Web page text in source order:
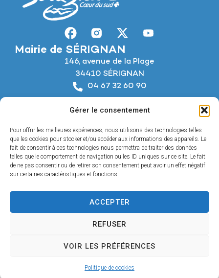
Gérer le consentement
Pour offrir les meilleures expériences, nous utilisons des technologies telles
que les cookies pour stocker et/ou accéder aux informations des appareils. Le
fait de consentir à ces technologies nous permettra de traiter des données
telles que le comportement de navigation ou les ID uniques sur ce site. Le fait
de ne pas consentir ou de retirer son consentement peut avoir un effet négatif
sur certaines caractéristiques et fonctions.
ACCEPTER
REFUSER
VOIR LES PRÉFÉRENCES
Politique de cookies
Mairie de SÉRIGNAN
146, avenue de la Plage
34410 SÉRIGNAN
04 67 32 60 90
Horaires d’ouverture
Du lundi au jeudi :
De 8h à 12h et de 14h à 18h
Le vendredi :
De 8h à 12h et de 14h à 17h
© 2025 - Propulsé par Utopia